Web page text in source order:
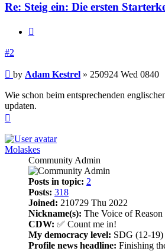
Re: Steig ein: Die ersten
#2
Post
by Adam Kestrel » 250924 Wed 0840
Wie schon beim entsprechenden
updaten.
Molaskes
Community Admin
Posts in topic: 2
Posts: 318
Joined: 210729 Thu 2022
Nickname(s): The Voice of Reason
CDW: ✅ Count me in!
My democracy level: SDG (12-19)
Profile news headline: Finishing